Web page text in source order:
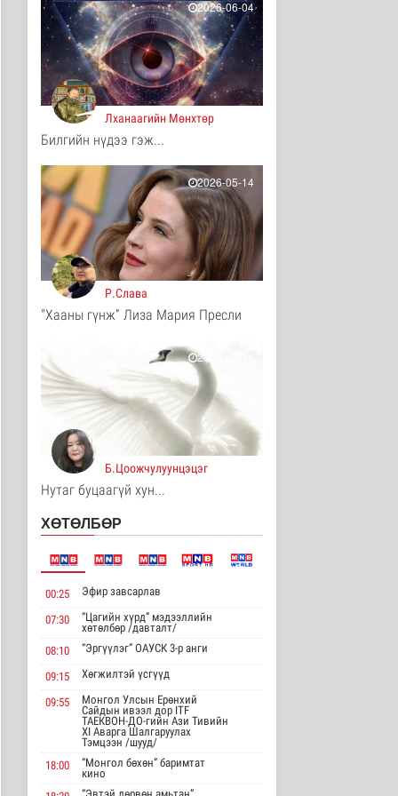
7 цаг 41 минутын өмнө
ЦАГ АГААР:
Улаанбаатарт шөнөдөө
17 хэм дулаан
Байгаль орчин
7 цаг 46 минутын өмнө
COP17-ын зочид,
250 орчим ж..
Нийгэм
8 цаг 6 минутын өмнө
Шатахууны нөөцийг
нэмэгдүүлэх,
доголдлыг арилгах..
Нийгэм
8 цаг 11 минутын өмнө
Төлөөлөгчдийн Хурлын
Ээлжит ..
Нийгэм
8 цаг 17 минутын өмнө
Үерийн аюулаас
сэрэмжтэй байхыг
анхааруулж байна
Байгаль орчин
9 цаг 32 минутын өмнө
Нийгэм
Үндэсний спортын
зуны VIII наадам
амжилттай зохи..
9 цаг 6 минутын өмнө
ОХУ-аас шатахууны
импорт тасралтгүй
хийгдэж байна
Нийгэм
9 цаг 14 минутын өмнө
2026-06-04
Лханаагийн Мөнхтөр
Билгийн нүдээ гэж...
2026-05-14
Р.Слава
"Хааны гүнж” Лиза Мария Пресли
2026-05-14
Б.Цоожчулуунцэцэг
Нутаг буцаагүй хун...
ХӨТӨЛБӨР
00:25 Эфир завсарлав
07:30
“Цагийн хүрд” мэдээллийн
хөтөлбөр /давталт/
08:10
“Эргүүлэг” ОАУСК 3-р анги
09:15 Хөгжилтэй үсгүүд
09:55
Монгол Улсын Ерөнхий
Сайдын ивээл дор ITF
ТАЕКВОН-ДО-гийн Ази Тивийн
XI Аварга Шалгаруулах
Тэмцээн /шууд/
18:00
“Монгол бөхөн” баримтат
кино